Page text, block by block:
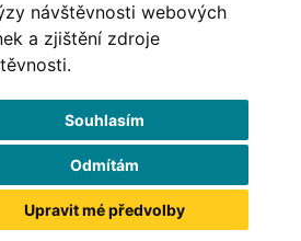
návštěvnosti webových
a zjištění zdroje
Souhlasím
Odmítám
Upravit mé předvolby